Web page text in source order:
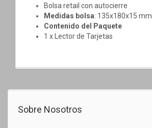
Bolsa retail con autocierre
Medidas bolsa: 135x180x15 mm
Contenido del Paquete
1 x Lector de Tarjetas
Sobre Nosotros